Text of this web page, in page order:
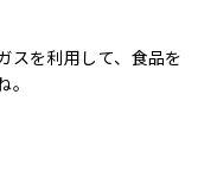
スを利用して、食品を